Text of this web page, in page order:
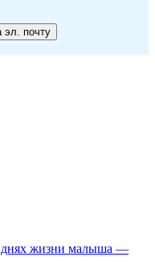
эл. почту
днях жизни малыша —
по промокоду 10NUTRICLUB»